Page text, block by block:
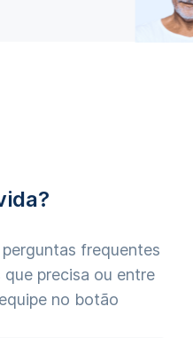
frequentes
precisa ou entre
no botão